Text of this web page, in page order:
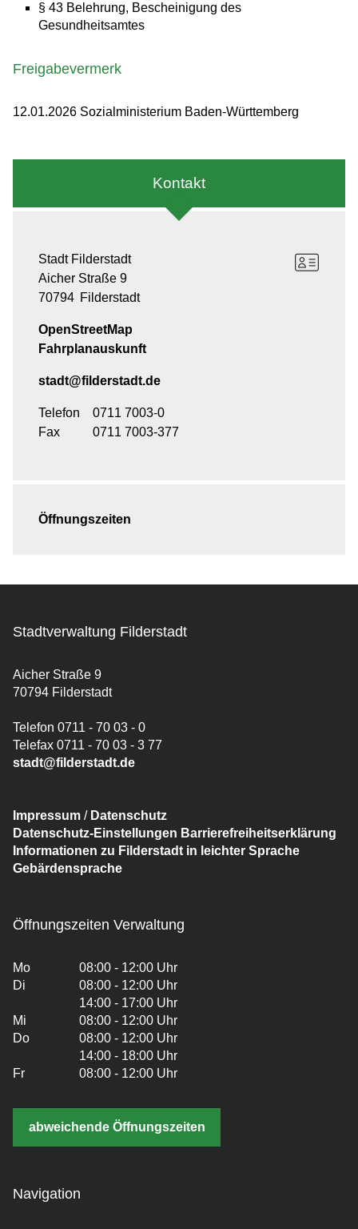
§ 43 Belehrung, Bescheinigung des
Gesundheitsamtes
Freigabevermerk
12.01.2026 Sozialministerium Baden-Württemberg
Kontakt
Stadt Filderstadt
Aicher Straße 9
70794 Filderstadt
OpenStreetMap
Fahrplanauskunft
stadt@filderstadt.de
Telefon
0711 7003-0
Fax
0711 7003-377
Öffnungszeiten
Stadtverwaltung Filderstadt
Aicher Straße 9
70794 Filderstadt
Telefon 0711 - 70 03 - 0
Telefax 0711 - 70 03 - 3 77
stadt@filderstadt.de
Impressum / Datenschutz
Datenschutz-Einstellungen Barrierefreiheitserklärung
Informationen zu Filderstadt in leichter Sprache
Gebärdensprache
Öffnungszeiten Verwaltung
Mo
08:00 - 12:00 Uhr
Di
08:00 - 12:00 Uhr
14:00 - 17:00 Uhr
Mi
08:00 - 12:00 Uhr
Do
08:00 - 12:00 Uhr
14:00 - 18:00 Uhr
Fr
08:00 - 12:00 Uhr
abweichende Öffnungszeiten
Navigation